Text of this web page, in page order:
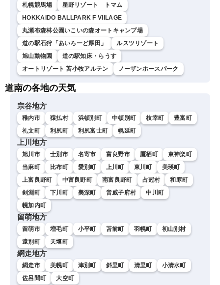
札幌競馬場
星野リゾート トマム
HOKKAIDO BALLPARK F VIILAGE
丸瀬布森林公園いこいの森オートキャンプ場
道の駅石狩「あいろーど厚田」
ルスツリゾート
旭山動物園
道の駅知床・らうす
オートリゾート 苫小牧アルテン
ノーザンホースパーク
道南の各地の天気
宗谷地方
稚内市 猿払村 浜頓別町 中頓別町 枝幸町
豊富町
礼文町
利尻町 利尻富士町 幌延町
上川地方
旭川市 士別市 名寄市 富良野市 鷹栖町
東神楽町
当麻町
比布町 愛別町 上川町 東川町
美瑛町
上富良野町
中富良野町 南富良野町 占冠村
和寒町
剣淵町
下川町 美深町 音威子府村
中川町
幌加内町
留萌地方
留萌市 増毛町 小平町 苫前町 羽幌町
初山別村
遠別町
天塩町
網走地方
網走市 美幌町 津別町 斜里町 清里町
小清水町
佐呂間町
大空町